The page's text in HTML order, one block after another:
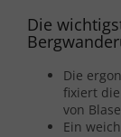
Die
Die
fixiert
von
Ein